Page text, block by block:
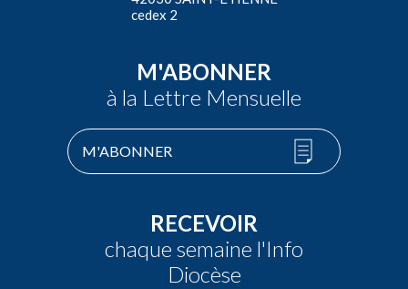
cedex 2
M'ABONNER
à la Lettre Mensuelle
M'ABONNER
RECEVOIR
chaque semaine l'Info
Diocèse